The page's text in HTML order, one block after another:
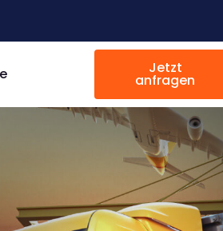
Jetzt
anfragen